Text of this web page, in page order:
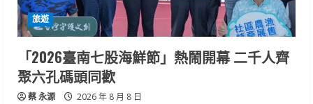
旅遊
「2026臺南七股海鮮節」熱鬧開幕 二千人齊
聚六孔碼頭同歡
蔡 永源 2026 年 8 月 8 日